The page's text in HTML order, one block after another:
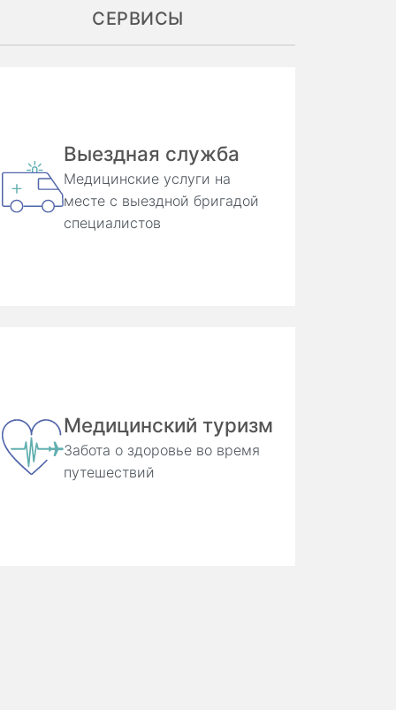
СЕРВИСЫ
Выездная служба
Медицинские услуги на
месте с выездной бригадой
специалистов
Медицинский туризм
Забота о здоровье во время
путешествий